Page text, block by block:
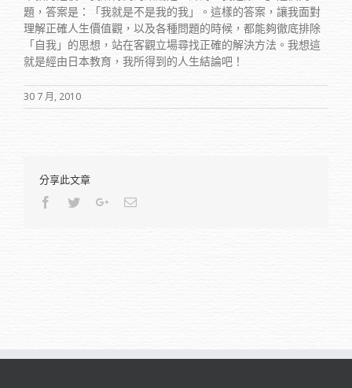
題，答案是：「我就是不是我的我」。這樣的答案，讓我面對
理解正確人生價值觀，以及各種問題的時候，都能夠徹底排除
「自我」的思想，站在客觀立場尋找正確的解決方法。我想這
就是經由日本教育，我所得到的人生結論吧！
30 7 月, 2010
分享此文章
Facebook
TwitterGoogle+Email